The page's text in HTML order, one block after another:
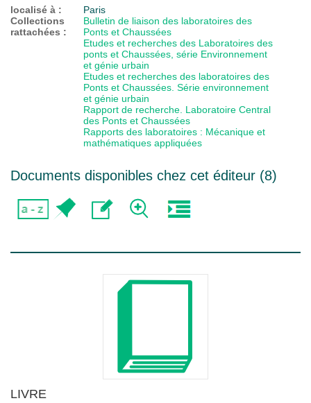
localisé à :
Paris
Collections
rattachées :
Bulletin de liaison des laboratoires des
Ponts et Chaussées
Etudes et recherches des Laboratoires des
ponts et Chaussées, série Environnement
et génie urbain
Etudes et recherches des laboratoires des
Ponts et Chaussées. Série environnement
et génie urbain
Rapport de recherche. Laboratoire Central
des Ponts et Chaussées
Rapports des laboratoires : Mécanique et
mathématiques appliquées
Documents disponibles chez cet éditeur (8)
LIVRE